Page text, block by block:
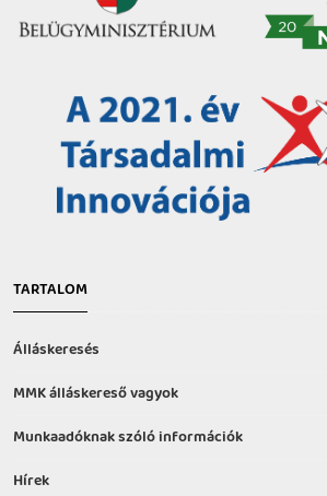
TARTALOM
Álláskeresés
MMK álláskereső vagyok
Munkaadóknak szóló információk
Hírek